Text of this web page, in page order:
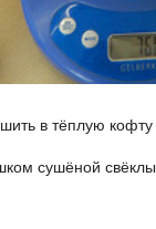
в тёплую
сушёной